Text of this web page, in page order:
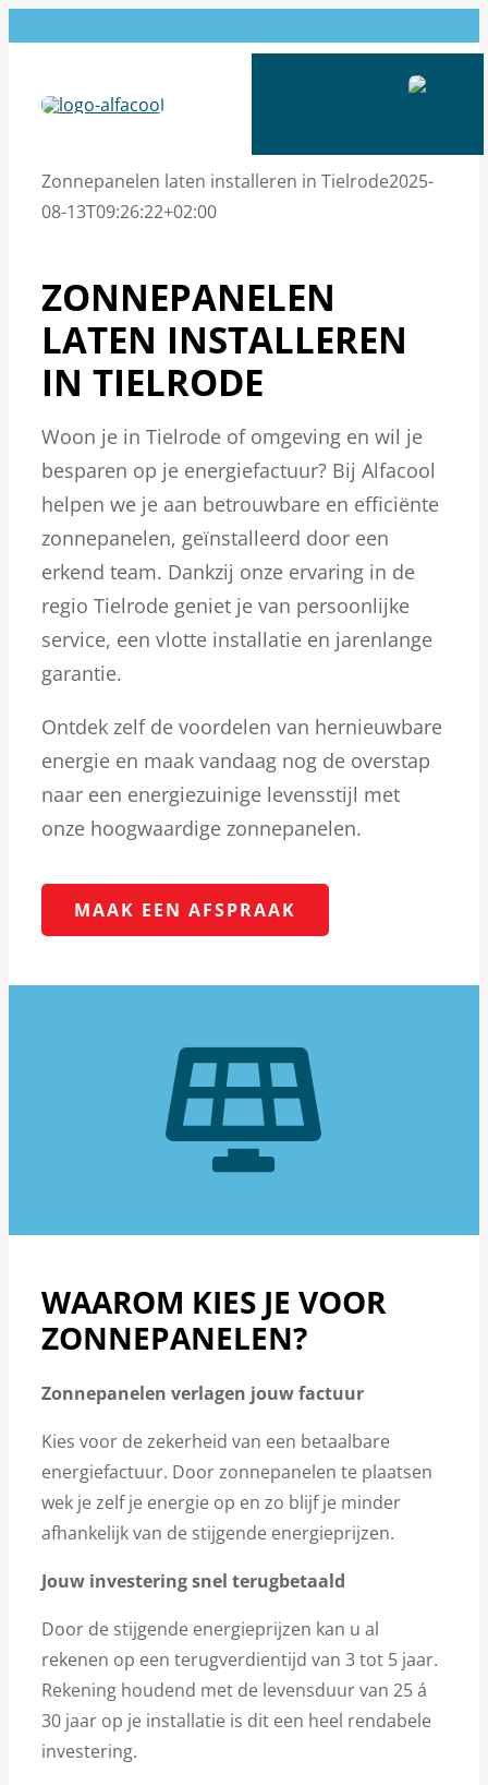
Zonnepanelen laten installeren in Tielrode2025-
08-13T09:26:22+02:00
ZONNEPANELEN
LATEN INSTALLEREN
IN TIELRODE
Woon je in Tielrode of omgeving en wil je
besparen op je energiefactuur? Bij Alfacool
helpen we je aan betrouwbare en efficiënte
zonnepanelen, geïnstalleerd door een
erkend team. Dankzij onze ervaring in de
regio Tielrode geniet je van persoonlijke
service, een vlotte installatie en jarenlange
garantie.
Ontdek zelf de voordelen van hernieuwbare
energie en maak vandaag nog de overstap
naar een energiezuinige levensstijl met
onze hoogwaardige zonnepanelen.
MAAK EEN AFSPRAAK
WAAROM KIES JE VOOR
ZONNEPANELEN?
Zonnepanelen verlagen jouw factuur
Kies voor de zekerheid van een betaalbare
energiefactuur. Door zonnepanelen te plaatsen
wek je zelf je energie op en zo blijf je minder
afhankelijk van de stijgende energieprijzen.
Jouw investering snel terugbetaald
Door de stijgende energieprijzen kan u al
rekenen op een terugverdientijd van 3 tot 5 jaar.
Rekening houdend met de levensduur van 25 á
30 jaar op je installatie is dit een heel rendabele
investering.